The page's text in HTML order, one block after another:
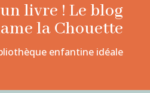
livre ! Le blog
la Chouette
enfantine idéale